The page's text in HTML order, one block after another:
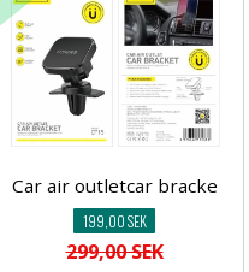
Car air outletcar bracke
199,00 SEK
299,00 SEK